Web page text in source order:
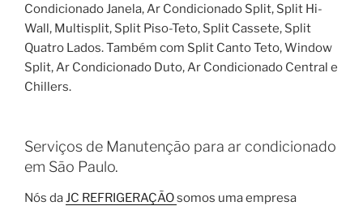
Condicionado Janela, Ar Condicionado Split, Split Hi-
Wall, Multisplit, Split Piso-Teto, Split Cassete, Split
Quatro Lados. Também com Split Canto Teto, Window
Split, Ar Condicionado Duto, Ar Condicionado Central e
Chillers.
Serviços de Manutenção para ar condicionado
em São Paulo.
Nós daJC REFRIGERAÇÃOsomos uma empresa